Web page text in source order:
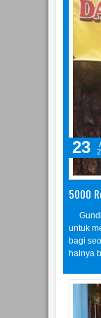
5000
23
untuk
bagi
halnya